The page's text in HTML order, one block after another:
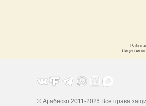
© Арабеско 2011-2026 Все права